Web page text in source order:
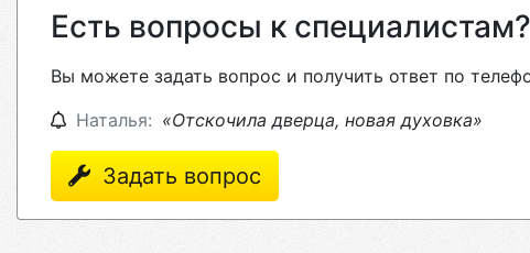
Есть вопросы к специалистам?
Вы можете задать вопрос и получить ответ по
Наталья: «Отскочила дверца, новая духовка»
Задать вопрос